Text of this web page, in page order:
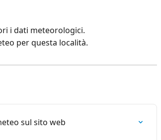
i dati meteorologici.
per questa località.
sul sito web